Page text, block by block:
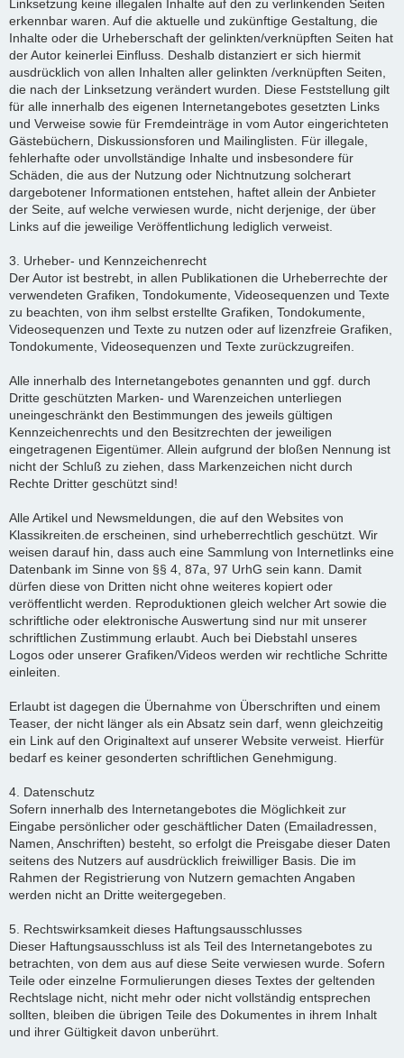
Linksetzung keine illegalen Inhalte auf den zu verlinkenden Seiten
erkennbar waren. Auf die aktuelle und zukünftige Gestaltung, die
Inhalte oder die Urheberschaft der gelinkten/verknüpften Seiten hat
der Autor keinerlei Einfluss. Deshalb distanziert er sich hiermit
ausdrücklich von allen Inhalten aller gelinkten /verknüpften Seiten,
die nach der Linksetzung verändert wurden. Diese Feststellung gilt
für alle innerhalb des eigenen Internetangebotes gesetzten Links
und Verweise sowie für Fremdeinträge in vom Autor eingerichteten
Gästebüchern, Diskussionsforen und Mailinglisten. Für illegale,
fehlerhafte oder unvollständige Inhalte und insbesondere für
Schäden, die aus der Nutzung oder Nichtnutzung solcherart
dargebotener Informationen entstehen, haftet allein der Anbieter
der Seite, auf welche verwiesen wurde, nicht derjenige, der über
Links auf die jeweilige Veröffentlichung lediglich verweist.
3. Urheber- und Kennzeichenrecht
Der Autor ist bestrebt, in allen Publikationen die Urheberrechte der
verwendeten Grafiken, Tondokumente, Videosequenzen und Texte
zu beachten, von ihm selbst erstellte Grafiken, Tondokumente,
Videosequenzen und Texte zu nutzen oder auf lizenzfreie Grafiken,
Tondokumente, Videosequenzen und Texte zurückzugreifen.
Alle innerhalb des Internetangebotes genannten und ggf. durch
Dritte geschützten Marken- und Warenzeichen unterliegen
uneingeschränkt den Bestimmungen des jeweils gültigen
Kennzeichenrechts und den Besitzrechten der jeweiligen
eingetragenen Eigentümer. Allein aufgrund der bloßen Nennung ist
nicht der Schluß zu ziehen, dass Markenzeichen nicht durch
Rechte Dritter geschützt sind!
Alle Artikel und Newsmeldungen, die auf den Websites von
Klassikreiten.de erscheinen, sind urheberrechtlich geschützt. Wir
weisen darauf hin, dass auch eine Sammlung von Internetlinks eine
Datenbank im Sinne von §§ 4, 87a, 97 UrhG sein kann. Damit
dürfen diese von Dritten nicht ohne weiteres kopiert oder
veröffentlicht werden. Reproduktionen gleich welcher Art sowie die
schriftliche oder elektronische Auswertung sind nur mit unserer
schriftlichen Zustimmung erlaubt. Auch bei Diebstahl unseres
Logos oder unserer Grafiken/Videos werden wir rechtliche Schritte
einleiten.
Erlaubt ist dagegen die Übernahme von Überschriften und einem
Teaser, der nicht länger als ein Absatz sein darf, wenn gleichzeitig
ein Link auf den Originaltext auf unserer Website verweist. Hierfür
bedarf es keiner gesonderten schriftlichen Genehmigung.
4. Datenschutz
Sofern innerhalb des Internetangebotes die Möglichkeit zur
Eingabe persönlicher oder geschäftlicher Daten (Emailadressen,
Namen, Anschriften) besteht, so erfolgt die Preisgabe dieser Daten
seitens des Nutzers auf ausdrücklich freiwilliger Basis. Die im
Rahmen der Registrierung von Nutzern gemachten Angaben
werden nicht an Dritte weitergegeben.
5. Rechtswirksamkeit dieses Haftungsausschlusses
Dieser Haftungsausschluss ist als Teil des Internetangebotes zu
betrachten, von dem aus auf diese Seite verwiesen wurde. Sofern
Teile oder einzelne Formulierungen dieses Textes der geltenden
Rechtslage nicht, nicht mehr oder nicht vollständig entsprechen
sollten, bleiben die übrigen Teile des Dokumentes in ihrem Inhalt
und ihrer Gültigkeit davon unberührt.